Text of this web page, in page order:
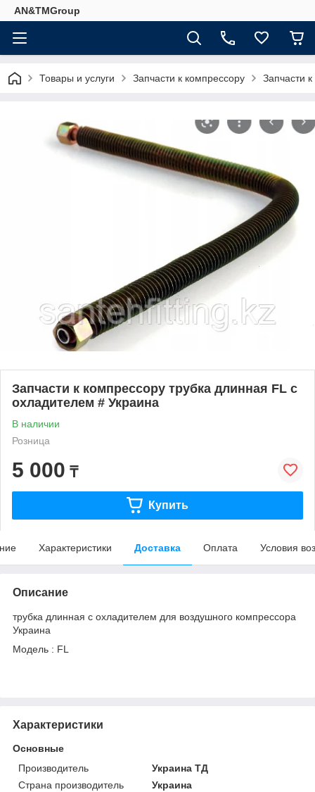
AN&TMGroup
Товары и услуги Запчасти к компрессору Запчасти
Запчасти к компрессору трубка длинная FL с
охладителем # Украина
В наличии
Розница
5 000 ₸
Купить
Характеристики Доставка Оплата Условия
Описание
трубка длинная с охладителем для воздушного компрессора
Украина
Модель : FL
Характеристики
Основные
Производитель
Украина ТД
Страна производитель
Украина